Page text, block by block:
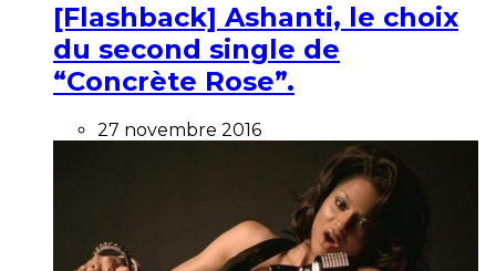
[Flashback] Ashanti, le choix
du second single de
“Concrète Rose”.
27 novembre 2016